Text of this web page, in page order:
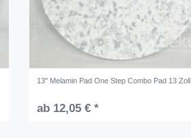
13" Melamin Pad One Step Combo Pad 13 Zoll
ab 12,05 € *